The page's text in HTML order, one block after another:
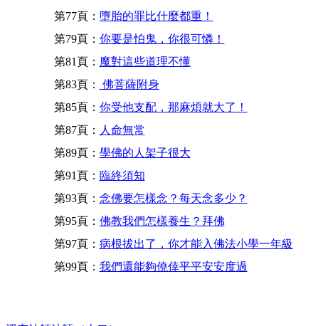
第77頁： 墮胎的罪比什麼都重！
第79頁： 你要是怕鬼，你很可憐！
第81頁： 魔對這些道理不懂
第83頁：
佛菩薩附身
第85頁： 你受他支配，那麻煩就大了！
第87頁： 人命無常
第89頁： 學佛的人架子很大
第91頁： 臨終須知
第93頁： 念佛要怎樣念？每天念多少？
第95頁： 佛教我們怎樣養生？拜佛
第97頁： 病根拔出了，你才能入佛法小學一年級
第99頁： 我們還能夠僥倖平平安安度過